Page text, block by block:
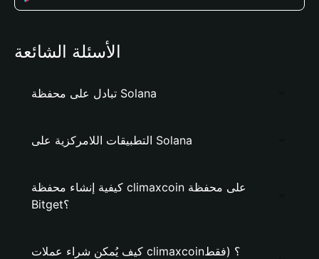
الأسئلة الشائعة
تبادل على محفظة Solana
التطبيقات اللامركزية على Solana
كيفية إنشاء محفظة climaxcoin على محفظة
Bitget؟
كيف يُمكن شراء عملات climaxcoin؟ (فقط